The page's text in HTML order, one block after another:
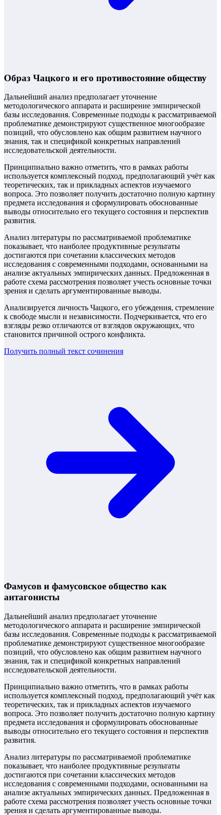
Образ Чацкого и его противостояние обществу
Дальнейший анализ предполагает уточнение
методологического аппарата и расширение эмпирической
базы исследования. Современные подходы к рассматриваемой
проблематике демонстрируют существенное многообразие
позиций, что обусловлено как общим развитием научного
знания, так и спецификой конкретных направлений
исследовательской деятельности.
Принципиально важно отметить, что в рамках работы
используется комплексный подход, предполагающий учёт как
теоретических, так и прикладных аспектов изучаемого
вопроса. Это позволяет получить достаточно полную картину
предмета исследования и сформулировать обоснованные
выводы относительно его текущего состояния и перспектив
развития.
Анализ литературы по рассматриваемой проблематике
показывает, что наиболее продуктивные результаты
достигаются при сочетании классических методов
исследования с современными подходами, основанными на
анализе актуальных эмпирических данных. Предложенная в
работе схема рассмотрения позволяет учесть основные точки
зрения и сделать аргументированные выводы.
Анализируется личность Чацкого, его убеждения, стремление
к свободе мысли и независимости. Подчеркивается, что его
взгляды резко отличаются от взглядов окружающих, что
становится причиной острого конфликта.
Получить полный текст сочинения
Фамусов и фамусовское общество как
антагонисты
Дальнейший анализ предполагает уточнение
методологического аппарата и расширение эмпирической
базы исследования. Современные подходы к рассматриваемой
проблематике демонстрируют существенное многообразие
позиций, что обусловлено как общим развитием научного
знания, так и спецификой конкретных направлений
исследовательской деятельности.
Принципиально важно отметить, что в рамках работы
используется комплексный подход, предполагающий учёт как
теоретических, так и прикладных аспектов изучаемого
вопроса. Это позволяет получить достаточно полную картину
предмета исследования и сформулировать обоснованные
выводы относительно его текущего состояния и перспектив
развития.
Анализ литературы по рассматриваемой проблематике
показывает, что наиболее продуктивные результаты
достигаются при сочетании классических методов
исследования с современными подходами, основанными на
анализе актуальных эмпирических данных. Предложенная в
работе схема рассмотрения позволяет учесть основные точки
зрения и сделать аргументированные выводы.